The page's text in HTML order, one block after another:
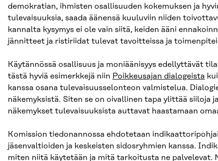
demokratian, ihmisten osallisuuden kokemuksen ja
tulevaisuuksia, saada äänensä kuuluviin niiden
kannalta kysymys ei ole vain siitä, keiden ääni
jännitteet ja ristiriidat tulevat tavoitteissa ja
Käytännössä osallisuus ja moniäänisyys edellyttävät
tästä hyviä esimerkkejä niin Poikkeusajan dialogeista
kanssa osana tulevaisuusselonteon valmistelua.
näkemyksistä. Siten se on oivallinen tapa ylittää siiloja
näkemykset tulevaisuuksista auttavat haastamaan
Komission tiedonannossa ehdotetaan
jäsenvaltioiden ja keskeisten sidosryhmien kanssa.
miten niitä käytetään ja mitä tarkoitusta ne palvelevat.